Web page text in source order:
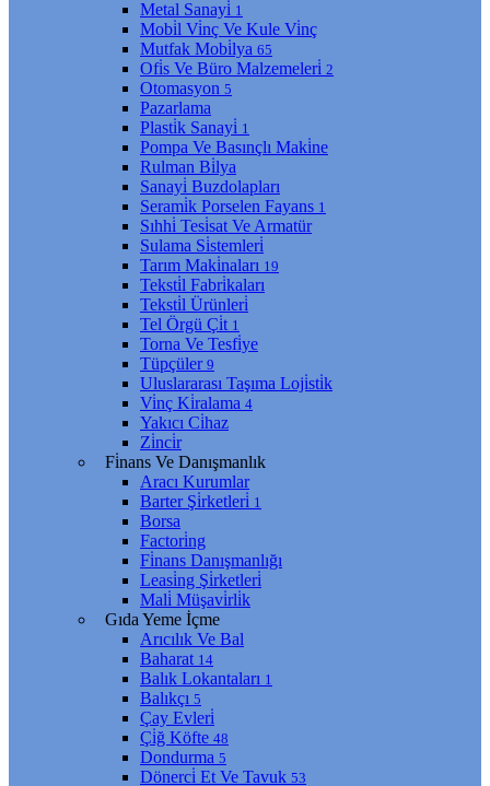
Metal Sanayi̇ 1
Mobi̇l Vi̇nç Ve Kule Vi̇nç
Mutfak Mobi̇lya 65
Ofi̇s Ve Büro Malzemeleri̇ 2
Otomasyon 5
Pazarlama
Plasti̇k Sanayi̇ 1
Pompa Ve Basınçlı Maki̇ne
Rulman Bi̇lya
Sanayi̇ Buzdolapları
Serami̇k Porselen Fayans 1
Sıhhi̇ Tesi̇sat Ve Armatür
Sulama Si̇stemleri̇
Tarım Maki̇naları 19
Teksti̇l Fabri̇kaları
Teksti̇l Ürünleri̇
Tel Örgü Çi̇t 1
Torna Ve Tesfi̇ye
Tüpçüler 9
Uluslararası Taşıma Loji̇sti̇k
Vi̇nç Ki̇ralama 4
Yakıcı Ci̇haz
Zi̇nci̇r
Fi̇nans Ve Danışmanlık
Aracı Kurumlar
Barter Şi̇rketleri̇ 1
Borsa
Factori̇ng
Fi̇nans Danışmanlığı
Leasi̇ng Şi̇rketleri̇
Mali̇ Müşavi̇rli̇k
Gıda Yeme İçme
Arıcılık Ve Bal
Baharat 14
Balık Lokantaları 1
Balıkçı 5
Çay Evleri̇
Çi̇ğ Köfte 48
Dondurma 5
Dönerci̇ Et Ve Tavuk 53